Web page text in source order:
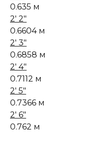
0.635 м
2' 2"
0.6604 м
2' 3"
0.6858 м
2' 4"
0.7112 м
2' 5"
0.7366 м
2' 6"
0.762 м